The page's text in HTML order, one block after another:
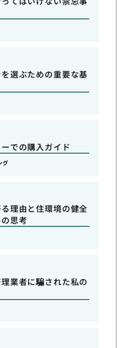
選ぶための重要な基
での購入ガイド
グ
理由と住環境の健全
思考
業者に騙された私の